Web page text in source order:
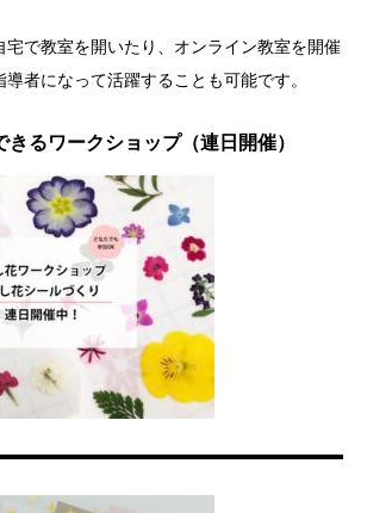
宅で教室を開いたり、オンライン教室を開催
者になって活躍することも可能です。
るワークショップ（連日開催）